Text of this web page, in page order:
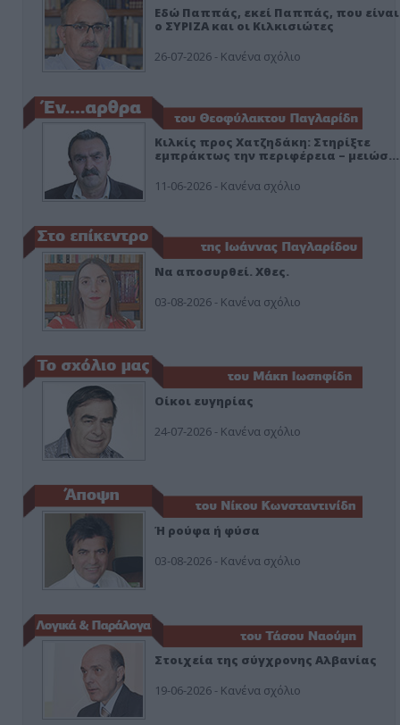
Εδώ Παππάς, εκεί Παππάς, που είναι
ο ΣΥΡΙΖΑ και οι Κιλκισιώτες
26-07-2026 - Κανένα σχόλιο
Κιλκίς προς Χατζηδάκη: Στηρίξτε
εμπράκτως την περιφέρεια – μειώσ…
11-06-2026 - Κανένα σχόλιο
Να αποσυρθεί. Χθες.
03-08-2026 - Κανένα σχόλιο
Οίκοι ευγηρίας
24-07-2026 - Κανένα σχόλιο
Ή ρούφα ή φύσα
03-08-2026 - Κανένα σχόλιο
Στοιχεία της σύγχρονης Αλβανίας
19-06-2026 - Κανένα σχόλιο